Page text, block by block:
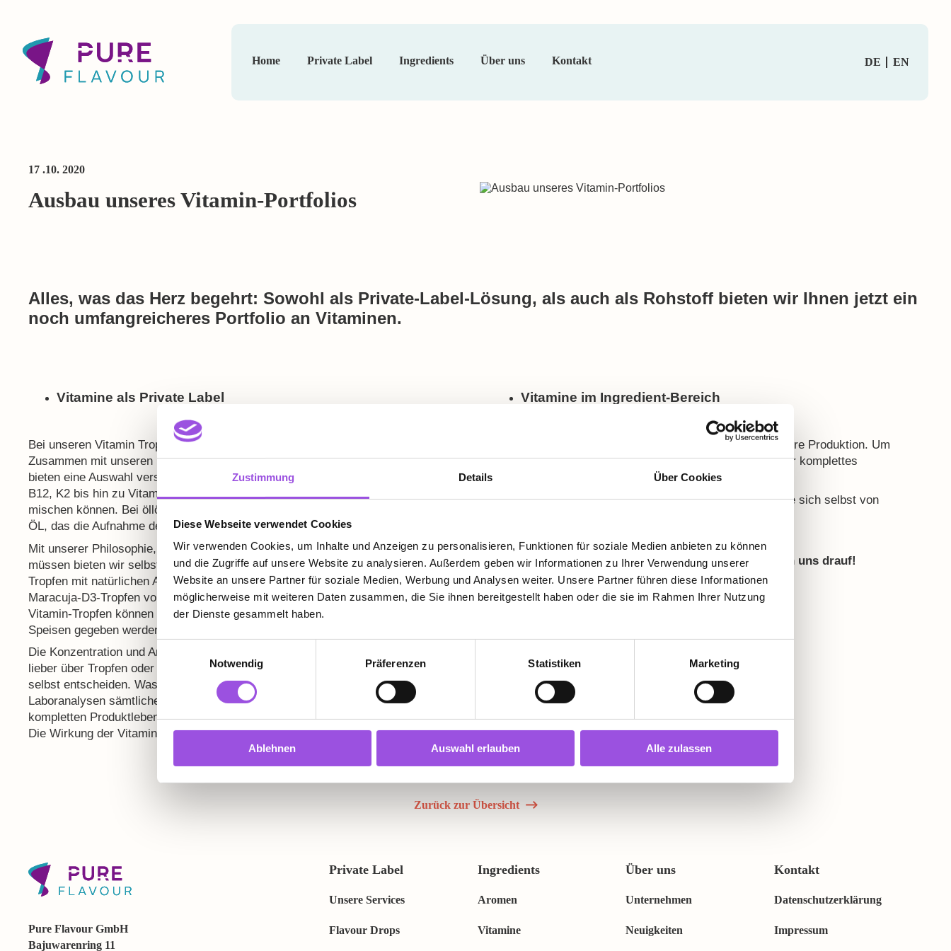
Zustimmung Details Über Cookies
Diese Webseite verwendet Cookies
Wir verwenden Cookies, um Inhalte und Anzeigen zu personalisieren, Funktionen für soziale Medien anbieten zu können
und die Zugriffe auf unsere Website zu analysieren. Außerdem geben wir Informationen zu Ihrer Verwendung unserer
Website an unsere Partner für soziale Medien, Werbung und Analysen weiter. Unsere Partner führen diese Informationen
möglicherweise mit weiteren Daten zusammen, die Sie ihnen bereitgestellt haben oder die sie im Rahmen Ihrer Nutzung
der Dienste gesammelt haben.
Einwilligungsauswahl
Notwendig
Präferenzen Statistiken Marketing
Ablehnen Auswahl erlauben Alle zulassen
Home Private Label
FAQ
Ingredients Über uns Kontakt DE EN
17 .10. 2020
Ausbau unseres Vitamin-Portfolios
Alles, was das Herz begehrt: Sowohl als Private-Label-Lösung, als auch als Rohstoff bieten wir Ihnen jetzt ein
noch umfangreicheres Portfolio an Vitaminen.
Vitamine als Private Label
Bei unseren Vitamin Tropfen sind kaum Grenzen gesetzt und das lieben wir.
Zusammen mit unseren Kunden können wir hier über uns hinaus wachsen. Wir
bieten eine Auswahl verschiedenster Vitamine – von Single-Vitaminen wie D3,
B12, K2 bis hin zu Vitaminkombinationen, bei denen wir beliebige Vitamine
mischen können. Bei öllöslichen Vitmaminen setzen wir auf hochwertiges MCT-
ÖL, das die Aufnahme der Vitamine im Körper verbessert.
Mit unserer Philosophie, dass funktionelle Produkte definitiv auch gut schmecken
müssen bieten wir selbstverständlich auch die Möglichkeit, sämtliche Vitamin
Tropfen mit natürlichen Aromen und Extrakten anzureichern. Stellen Sie sich
Maracuja-D3-Tropfen vor: Sommer im Glas, selbst im tiefsten Winter. Die
Vitamin-Tropfen können entweder direkt konsumiert oder in Getränke und
Speisen gegeben werden.
Die Konzentration und Anzahl der Tagesdosen sind frei wählbar. Auch ob Sie
lieber über Tropfen oder Pipettenfüllungen gehen wollen, können Sie komplett
selbst entscheiden. Was für Sie auch interessant ist zu wissen: Durch
Laboranalysen sämtlicher Produktionen stellen wir sicher, dass während der
kompletten Produktlebenszeit die angegebenen Tagesdosen eingehalten werden.
Die Wirkung der Vitamine lässt also nicht nach.
Vitamine im Ingredient-Bereich
Sämtliche Vitamine bieten wir auch als Inhaltsstoff für Ihre Produktion. Um
Produktneueinführungen zu vereinfachen bieten wir unser komplettes
Vitaminportfolio bereits ab 500 g an.
Bei Bedarf schicken wir Ihnen gerne Muster zu, damit sie sich selbst von
KontaktierenSie uns gerne für Ihr Projekt. Wir freuen uns drauf!
Zurück zur Übersicht
Pure Flavour GmbH
Bajuwarenring 11
Private Label
Unsere Services
Flavour Drops
Ingredients
Aromen
Vitamine
Über uns
Unternehmen
Neuigkeiten
Kontakt
Datenschutz­erklärung
Impressum